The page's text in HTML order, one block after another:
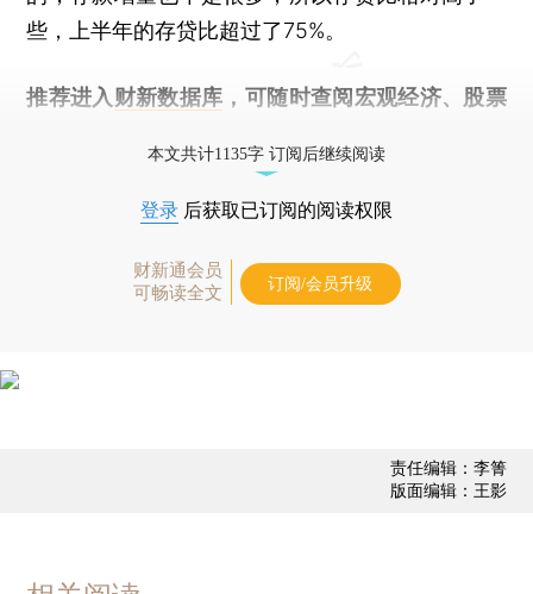
些，上半年的存贷比超过了75%。
推荐进入 财新数据库 ，可随时查阅宏观经济、股票
本文共计1135字 订阅后继续阅读
登录 后获取已订阅的阅读权限
财新通会员
可畅读全文
订阅/会员升级
责任编辑：李箐
版面编辑：王影